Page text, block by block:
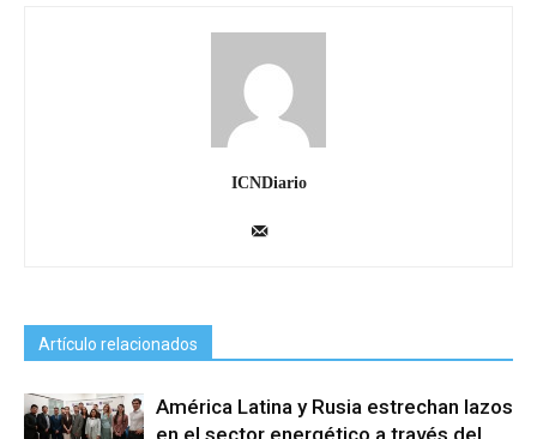
ICNDiario
Artículo relacionados
América Latina y Rusia estrechan lazos
en el sector energético a través del